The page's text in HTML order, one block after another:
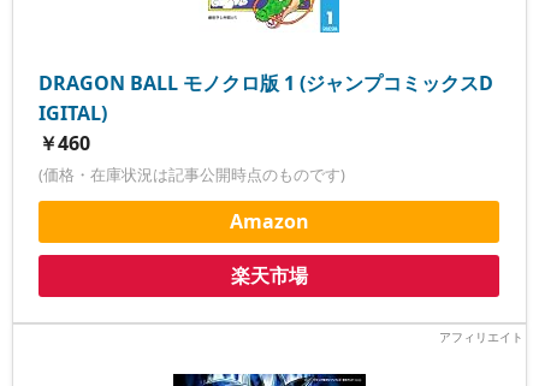
DRAGON BALL モノクロ版 1 (ジャンプコミックスD
IGITAL)
￥460
(価格・在庫状況は記事公開時点のものです)
Amazon
楽天市場